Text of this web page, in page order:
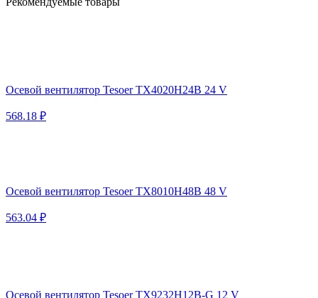
Осевой вентилятор Tesoer TX4020H24B 24 V
568.18 ₽
Осевой вентилятор Tesoer TX8010H48B 48 V
563.04 ₽
Осевой вентилятор Tesoer TX9232H12B-G 12 V